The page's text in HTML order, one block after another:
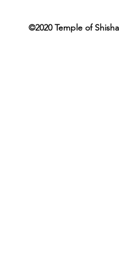
©2020 Temple of